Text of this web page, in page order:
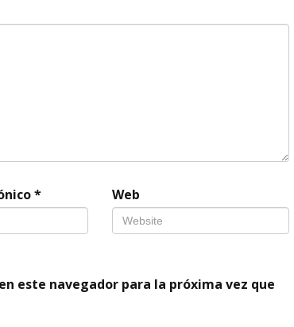
* Web
este navegador para la próxima vez que